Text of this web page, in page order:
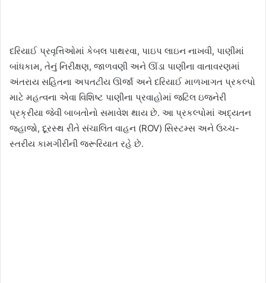
દરિયાઈ પ્રવૃત્તિઓમાં કેબલ પાથરવા, પાઇપ લાઇન નાખવી, પાણીમાં
બાંધકામ, તેનું નિરીક્ષણ, જાળવણી અને ઊંડા પાણીના વાતાવરણમાં
અંતરાય સહિતના અપતટીય ઊર્જા અને દરિયાઈ માળખાગત પ્રકલ્પો
માટે મહત્વના એવા વિશિષ્ટ પાણીના પ્રવાહોમાં જટિલ ઇજનેરી
પ્રક્રીયા જેવી બાબતોનો સમાવેશ થાય છે. આ પ્રકલ્પોમાં અદ્યતન
જહાજો, દૂરસ્થ રીતે સંચાલિત વાહન (ROV) સિસ્ટમ્સ અને ઉચ્ચ-
સ્તરીય કામગીરીની જરૂરિયાત રહે છે.